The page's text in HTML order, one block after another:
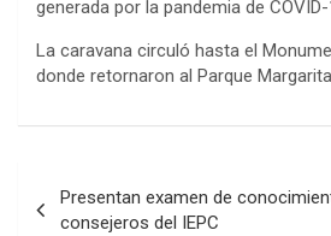
generada por la pandemia de COVID-
La caravana circuló hasta el
donde retornaron al Parque
de
Presentan examen de
consejeros del IEPC